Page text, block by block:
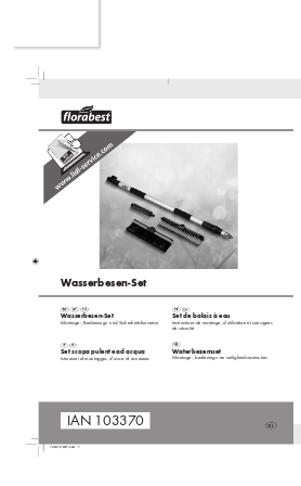
Wasserbesen-Set
IAN 103370
Wasserbesen-Set
Montage -, Bedienungs- und Sicherheitshinweise
Set scopa pulente ad acqua
Istruzioni di montaggio, d’uso e di sicurezza
Set de balais à eau
Instructions de montage, d‘utilisation et consignes
de sécurité
Waterbezemset
Montage -, bedienings- en veiligheidsinstructies